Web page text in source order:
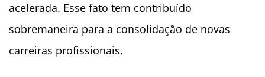
acelerada. Esse fato tem contribuído
sobremaneira para a consolidação de novas
carreiras profissionais.